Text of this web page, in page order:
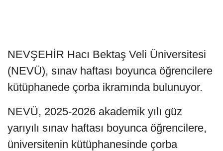
NEVŞEHİR Hacı Bektaş Veli Üniversitesi
(NEVÜ), sınav haftası boyunca öğrencilere
kütüphanede çorba ikramında bulunuyor.
NEVÜ, 2025-2026 akademik yılı güz
yarıyılı sınav haftası boyunca öğrencilere,
üniversitenin kütüphanesinde çorba